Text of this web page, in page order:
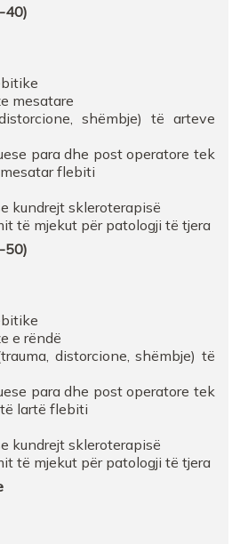
Tirane
40)
mesatare
shëmbje) të arteve
para dhe post operatore tek
flebiti
kundrejt skleroterapisë
të mjekut për patologji të tjera
50)
e rëndë
distorcione, shëmbje) të
para dhe post operatore tek
lartë flebiti
kundrejt skleroterapisë
të mjekut për patologji të tjera